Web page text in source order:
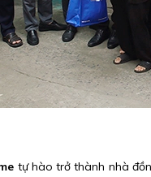
tự hào trở thành nhà